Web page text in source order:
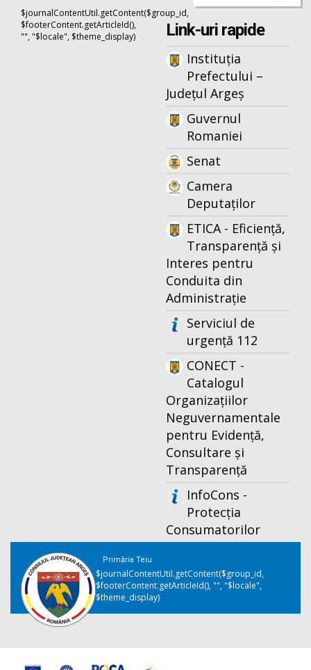
$journalContentUtil.getContent($group_id,
$footerContent.getArticleId(),
"", "$locale", $theme_display)
Link-uri rapide
Instituția
Prefectului –
Județul Argeș
Guvernul
Romaniei
Senat
Camera
Deputaților
ETICA - Eficiență,
Transparență și
Interes pentru
Conduita din
Administrație
Serviciul de
urgență 112
CONECT -
Catalogul
Organizațiilor
Neguvernamentale
pentru Evidență,
Consultare și
Transparență
InfoCons -
Protecția
Consumatorilor
Primăria Teiu
$journalContentUtil.getContent($group_id,
$footerContent.getArticleId(), "", "$locale",
$theme_display)